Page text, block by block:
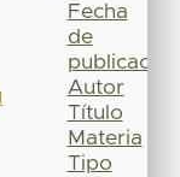
Fecha
de
publicación
Autor
Título
Materia
Tipo